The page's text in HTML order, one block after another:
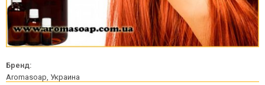
Бренд:
Aromasoap, Украина